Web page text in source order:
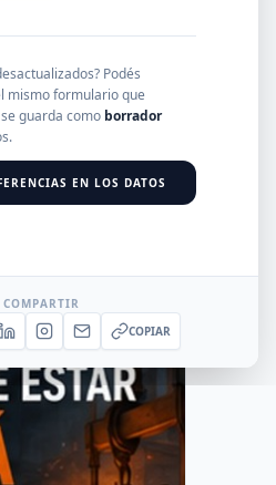
Podés
mismo formulario que
guarda como borrador
EN LOS DATOS
COMPARTIR
COPIAR